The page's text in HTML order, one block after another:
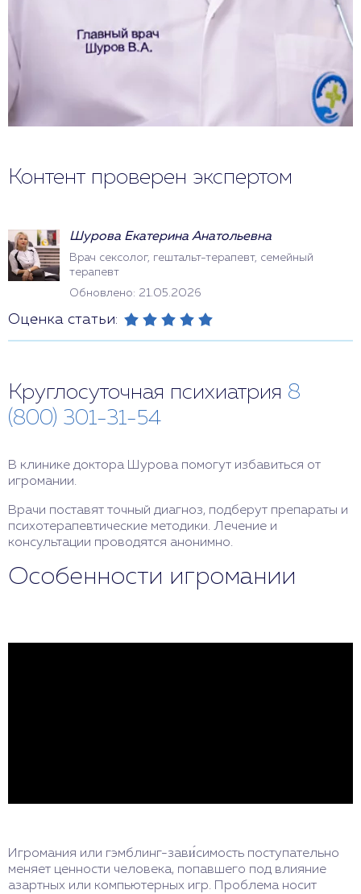
Контент проверен экспертом
Шурова Екатерина Анатольевна
Врач сексолог, гештальт-терапевт, семейный
терапевт
Обновлено: 21.05.2026
Оценка статьи:
Круглосуточная психиатрия 8
(800) 301-31-54
В клинике доктора Шурова помогут избавиться от
игромании.
Врачи поставят точный диагноз, подберут препараты и
психотерапевтические методики. Лечение и
консультации проводятся анонимно.
Особенности игромании
Игромания или гэмблинг-зави́симость поступательно
меняет ценности человека, попавшего под влияние
азартных или компьютерных игр. Проблема носит